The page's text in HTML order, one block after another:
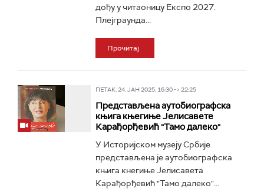
дођу у читаоницу Експо 2027.
Плејграунда...
Прочитај
ПЕТАК, 24. ЈАН 2025, 16:30 -> 22:25
Представљена аутобиографска
књига књегиње Јелисавете
Карађорђевић "Тамо далеко"
У Историјском музеју Србије
представљена је аутобиографска
књига кнегиње Јелисавета
Карађорђевић "Тамо далеко"...